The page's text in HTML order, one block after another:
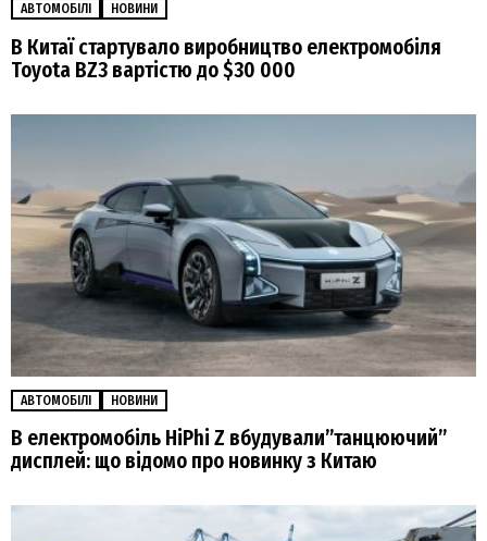
АВТОМОБІЛІ НОВИНИ
В Китаї стартувало виробництво електромобіля
Toyota BZ3 вартістю до $30 000
АВТОМОБІЛІ НОВИНИ
В електромобіль HiPhi Z вбудували”танцюючий”
дисплей: що відомо про новинку з Китаю